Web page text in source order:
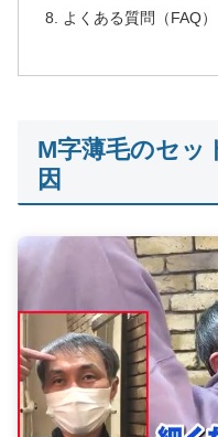
よくある質問（FAQ）
M字薄毛のセッ
因